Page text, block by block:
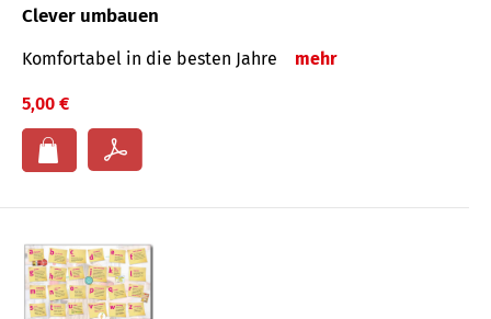
Clever umbauen
Komfortabel in die besten Jahre mehr
5,00 €